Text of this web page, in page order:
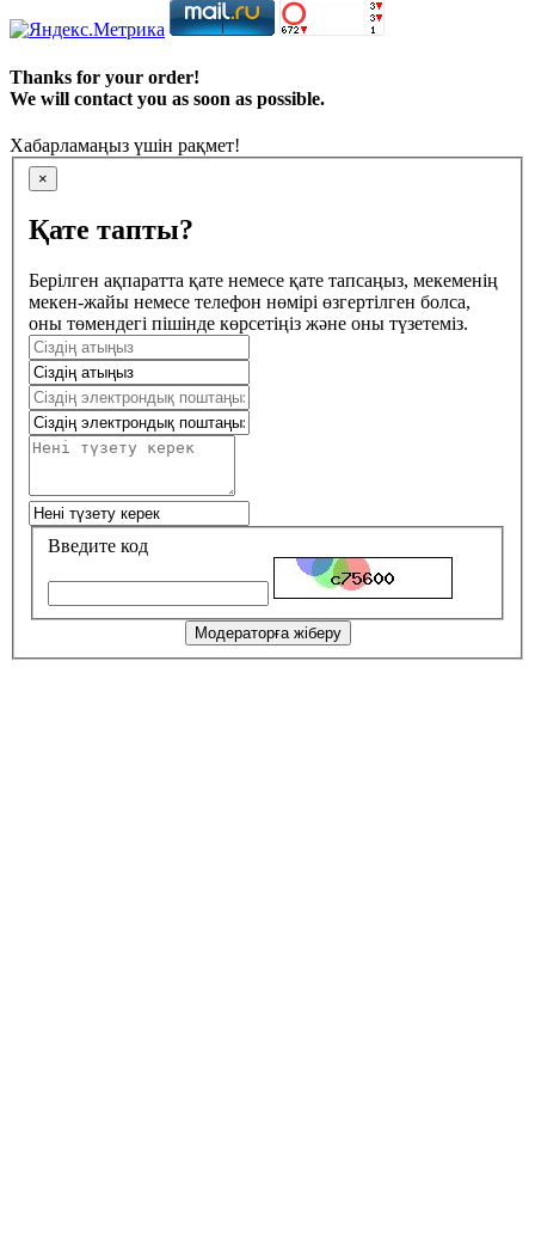
Thanks for your order!
We will contact you as soon as possible.
Хабарламаңыз үшін рақмет!
×
Қате тапты?
Берілген ақпаратта қате немесе қате тапсаңыз, мекеменің
мекен-жайы немесе телефон нөмірі өзгертілген болса,
оны төмендегі пішінде көрсетіңіз және оны түзетеміз.
Введите код
Модераторға жіберу